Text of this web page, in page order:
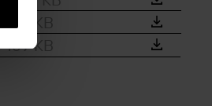
145 KB
KB